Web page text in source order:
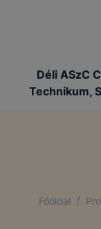
Déli ASzC
Technikum,
Főoldal /